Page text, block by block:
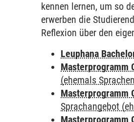
kennen lernen, um so
erwerben die
Reflexion über den
Leuphana
Masterprogramm
(ehemals
Masterprogramm
Sprachangebot
Masterprogramm